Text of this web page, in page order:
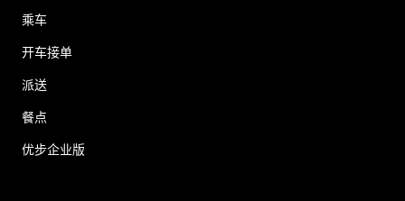
乘车
开车接单
派送
餐点
优步企业版